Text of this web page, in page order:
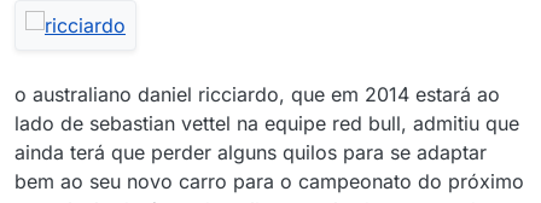
o australiano daniel ricciardo, que em 2014 estará ao
lado de sebastian vettel na equipe red bull, admitiu que
ainda terá que perder alguns quilos para se adaptar
bem ao seu novo carro para o campeonato do próximo